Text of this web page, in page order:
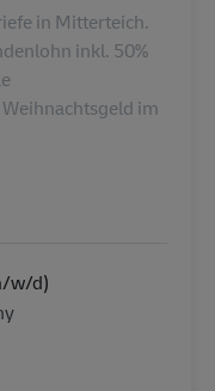
in Mitterteich.
inkl. 50%
im
w/d)